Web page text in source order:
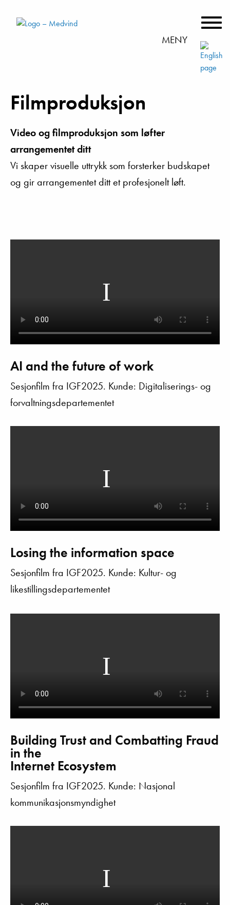
MENY
Filmproduksjon
Video og filmproduksjon som løfter
arrangementet ditt
Vi skaper visuelle uttrykk som forsterker budskapet
og gir arrangementet ditt et profesjonelt løft.
AI and the future of work
Sesjonfilm fra IGF2025. Kunde: Digitaliserings- og
forvaltningsdepartementet
Losing the information space
Sesjonfilm fra IGF2025. Kunde: Kultur- og
likestillingsdepartementet
Building Trust and Combatting Fraud
in the
Internet Ecosystem
Sesjonfilm fra IGF2025. Kunde: Nasjonal
kommunikasjonsmyndighet